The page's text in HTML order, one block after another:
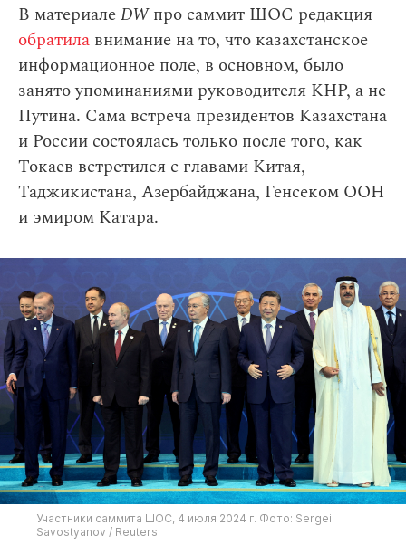
В материалеDWпро саммит ШОС редакция
обратила внимание на то, что казахстанское
информационное поле, в основном, было
занято упоминаниями руководителя КНР, а не
Путина. Сама встреча президентов Казахстана
и России состоялась только после того, как
Токаев встретился с главами Китая,
Таджикистана, Азербайджана, Генсеком ООН
и эмиром Катара.
Участники саммита ШОС, 4 июля 2024 г. Фото: Sergei
Savostyanov / Reuters